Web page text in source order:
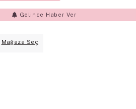
Gelince Haber Ver
Mağaza Seç